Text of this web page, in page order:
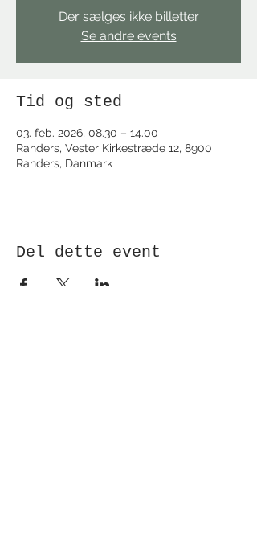
Der sælges ikke billetter
Se andre events
Tid og sted
03. feb. 2026, 08.30 – 14.00
Randers, Vester Kirkestræde 12, 8900
Randers, Danmark
Del dette event